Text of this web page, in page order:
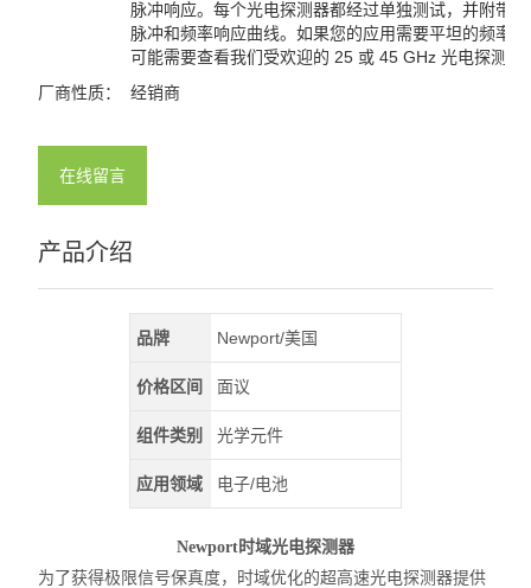
查看全部 >>
脉冲响应。每个光电探测器都经过单独测试，并附带
脉冲和频率响应曲线。如果您的应用需要平坦的频率
可能需要查看我们受欢迎的 25 或 45 GHz 光电探测器
厂商性质：
经销商
在线留言
产品介绍
品牌 Newport/美国
价格区间 面议
组件类别 光学元件
应用领域 电子/电池
Newport时域光电探测器
为了获得极限信号保真度，时域优化的超高速光电探测器提供